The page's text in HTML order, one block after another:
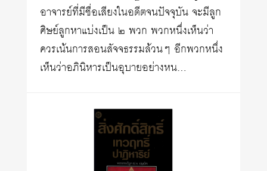
อาจารย์ที่มีชื่อเสียงในอดีตจนปัจจุบัน จะมีลูก
ศิษย์ลูกหาแบ่งเป็น ๒ พวก พวกหนึ่งเห็นว่า
ควรเน้นการสอนสัจจธรรมล้วนๆ อีกพวกหนึ่ง
เห็นว่าอภินิหารเป็นอุบายอย่างหน…